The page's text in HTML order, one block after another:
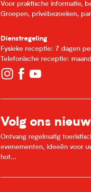
Voor praktische informatie,
Groepen, privébezoeken,
Dienstregeling
Fysieke receptie: 7 dagen
Telefonische receptie:
Volg ons
Ontvang regelmatig
evenementen, ideeën voor
hot...